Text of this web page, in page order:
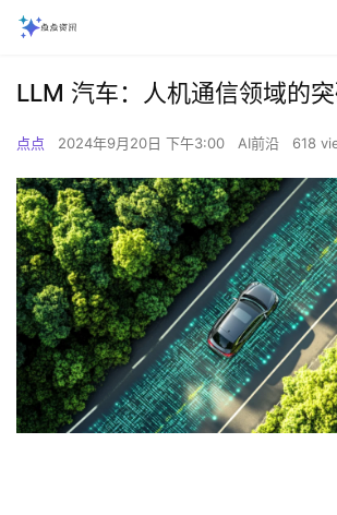
LLM 汽车：人机通信领域的
点点 2024年9月20日 下午3:00 AI前沿 618